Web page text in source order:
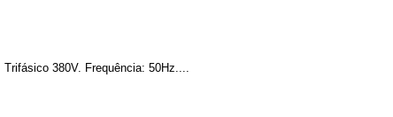
380V. Frequência: 50Hz....